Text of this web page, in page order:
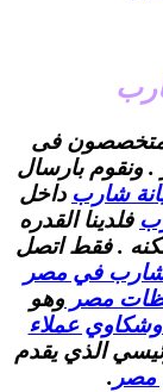
فى
. ونقوم بارسال
شارب داخل
فلدينا القدره
. فقط اتصل
شارب في مصر
مصر وهو
عملاء
الذي يقدم
مصر .